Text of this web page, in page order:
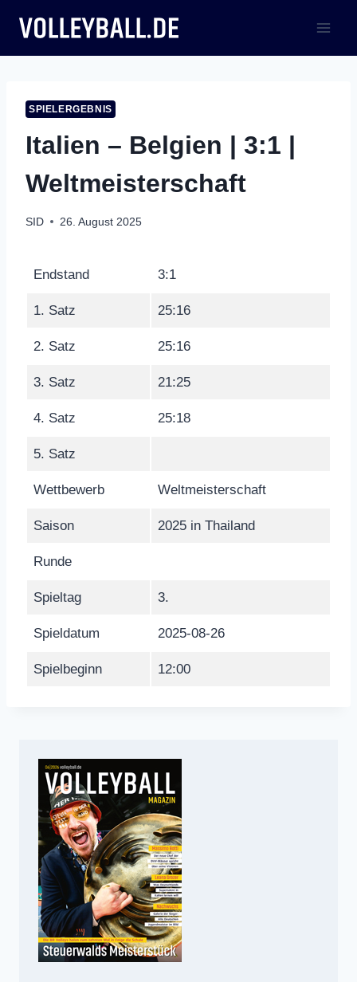
Inhalt
springen
SPIELERGEBNIS
Italien – Belgien | 3:1 |
Weltmeisterschaft
SID 26. August 2025
Endstand 3:1
1. Satz 25:16
2. Satz 25:16
3. Satz 21:25
4. Satz 25:18
5. Satz
Wettbewerb Weltmeisterschaft
Saison 2025 in Thailand
Runde
Spieltag 3.
Spieldatum 2025-08-26
Spielbeginn 12:00